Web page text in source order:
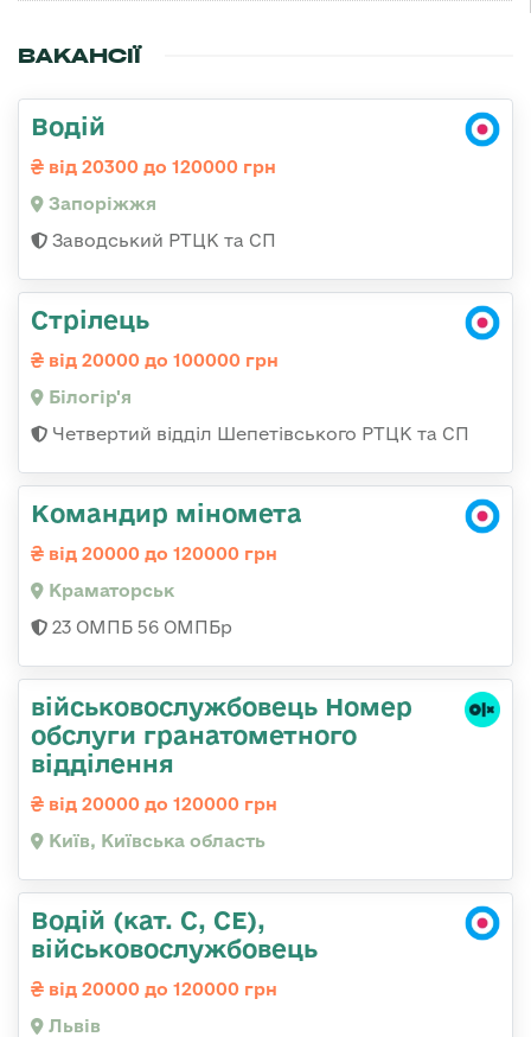
ВАКАНСІЇ
Водій
від 20300 до 120000 грн
Запоріжжя
Заводський РТЦК та СП
Стрілець
від 20000 до 100000 грн
Білогір'я
Четвертий відділ Шепетівського РТЦК та СП
Командир міномета
від 20000 до 120000 грн
Краматорськ
23 ОМПБ 56 ОМПБр
військовослужбовець Номер
обслуги гранатометного
відділення
від 20000 до 120000 грн
Київ, Київська область
Водій (кат. С, СЕ),
військовослужбовець
від 20000 до 120000 грн
Львів